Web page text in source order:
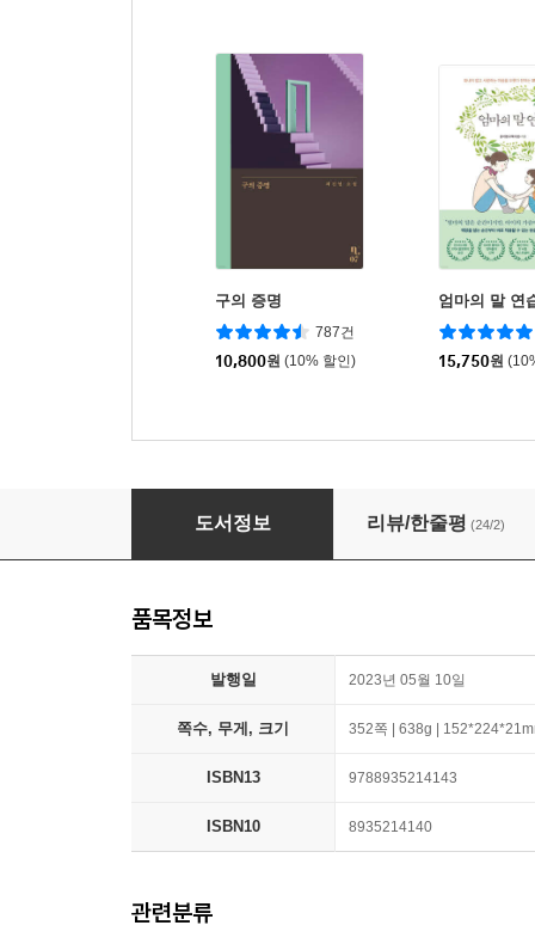
구의 증명
787건
10,800원 (10% 할인)
엄마의 말 연
15,750원
빼기의 기술
도서정보 리뷰/한줄평 (24/2)
품목정보
발행일 2023년 05월 10일
쪽수, 무게, 크기 352쪽 | 638g |
ISBN13 9788935214143
ISBN10 8935214140
관련분류